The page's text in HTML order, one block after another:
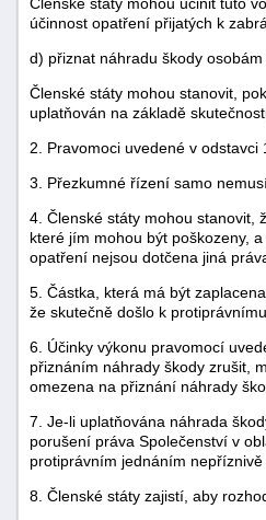
účinnost opatření přijatých k
d) přiznat náhradu škody
Členské státy mohou stanovit,
uplatňován na základě
2. Pravomoci uvedené v
3. Přezkumné řízení samo
4. Členské státy mohou stanovit,
které jím mohou být poškozeny,
opatření nejsou dotčena jiná
5. Částka, která má být
že skutečně došlo k
6. Účinky výkonu pravomocí
přiznáním náhrady škody zrušit,
omezena na přiznání náhrady
7. Je-li uplatňována náhrada
porušení práva Společenství v
protiprávním jednáním nepříznivě
8. Členské státy zajistí, aby